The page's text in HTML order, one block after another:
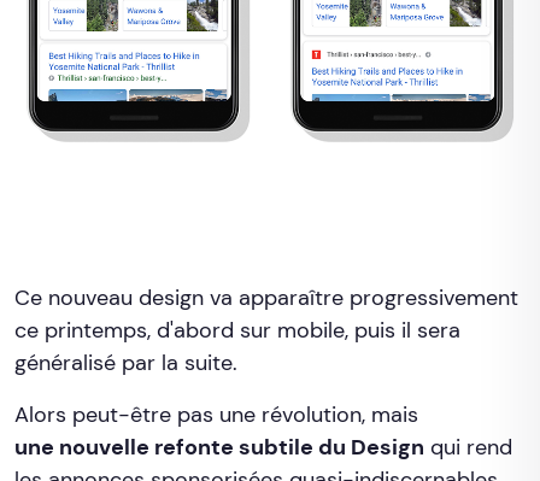
Ce nouveau design va apparaître progressivement
ce printemps, d'abord sur mobile, puis il sera
généralisé par la suite.
Alors peut-être pas une révolution, mais
une nouvelle refonte subtile du Design qui rend